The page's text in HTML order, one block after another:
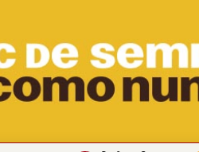
Revista Minha Gráfica DM